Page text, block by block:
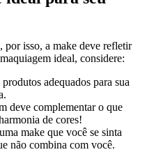
por isso, a make deve refletir
ideal, considere:
produtos adequados para sua
deve complementar o que
de cores!
make que você se sinta
não combina com você.